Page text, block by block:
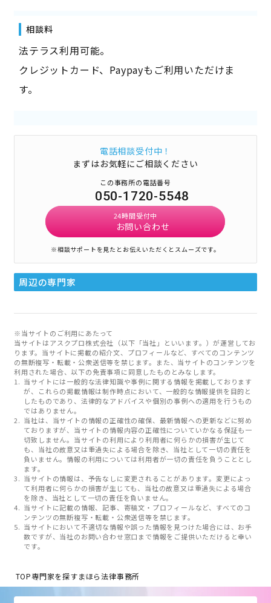
相談料
法テラス利用可能。
クレジットカード、Paypayもご利用いただけま
す。
電話相談受付中！
まずはお気軽にご相談ください
この事務所の電話番号
050-1720-5548
24時間受付中
お問い合わせ
※相談サポートを見たとお伝えいただくとスムーズです。
周辺の専門家
※当サイトのご利用にあたって
当サイトはアスクプロ株式会社（以下「当社」といいます。）が運営してお
ります。当サイトに掲載の紹介文、プロフィールなど、すべてのコンテンツ
の無断複写・転載・公衆送信等を禁じます。また、当サイトのコンテンツを
利用された場合、以下の免責事項に同意したものとみなします。
当サイトには一般的な法律知識や事例に関する情報を掲載しております
が、これらの掲載情報は制作時点において、一般的な情報提供を目的と
したものであり、法律的なアドバイスや個別の事例への適用を行うもの
ではありません。
当社は、当サイトの情報の正確性の確保、最新情報への更新などに努め
ておりますが、当サイトの情報内容の正確性についていかなる保証も一
切致しません。当サイトの利用により利用者に何らかの損害が生じて
も、当社の故意又は重過失による場合を除き、当社として一切の責任を
負いません。情報の利用については利用者が一切の責任を負うこととし
ます。
当サイトの情報は、予告なしに変更されることがあります。変更によっ
て利用者に何らかの損害が生じても、当社の故意又は重過失による場合
を除き、当社として一切の責任を負いません。
当サイトに記載の情報、記事、寄稿文・プロフィールなど、すべてのコ
ンテンツの無断複写・転載・公衆送信等を禁じます。
当サイトにおいて不適切な情報や誤った情報を見つけた場合には、お手
数ですが、当社のお問い合わせ窓口まで情報をご提供いただけると幸い
です。
TOP専門家を探すまほら法律事務所